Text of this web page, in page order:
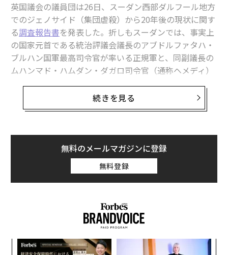
英国議会の議員団は26日、スーダン西部ダルフール地方
でのジェノサイド（集団虐殺）から20年後の現状に関す
る調査報告書を発表した。折しもスーダンでは、事実上
の国家元首である統治評議会議長のアブドルファタハ・
ブルハン国軍最高司令官が率いる正規軍と、同副議長の
ムハンマド・ハムダン・ダガロ司令官（通称ヘメディ）
率いる準軍事組織「即応支援部隊（RSF）」の衝突が瞬
く間に各地に飛び火し、国内情勢が悪化している。
のように報告した。「これまでに少なくとも450人が殺
害された。国連関係者4人も含まれている。負傷者は400
0人を超え、何万人もの人々が自宅から避難している。
報告されてくるハルツームの状況は壊滅的だ。住民は屋
内に閉じ込められ、食料、水、医薬品、燃料の供給が滞
ると、複数の病院が武装集団に占拠されている。国内各
地で武力衝突が起きているとの報告がある。青ナイル
州、北コルドファン州、ダルフール全域で住民が逃げま
どっている」
続きを見る
無料のメールマガジンに登録
無料登録